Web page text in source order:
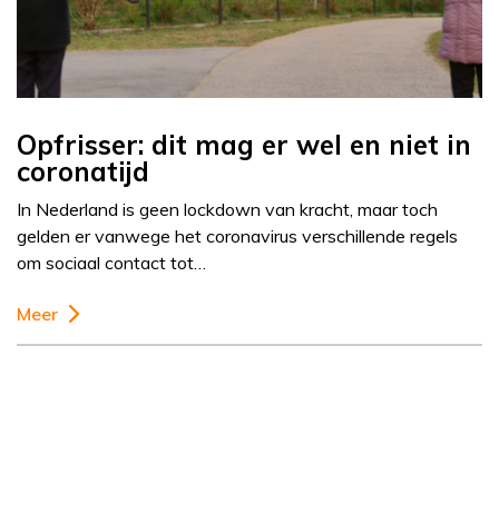
Opfrisser: dit mag er wel en niet in
coronatijd
In Nederland is geen lockdown van kracht, maar toch
gelden er vanwege het coronavirus verschillende regels
om sociaal contact tot…
Meer